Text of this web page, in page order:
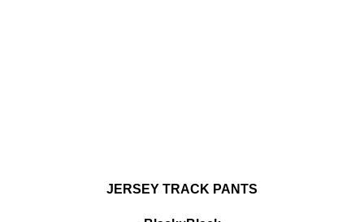
JERSEY TRACK PANTS